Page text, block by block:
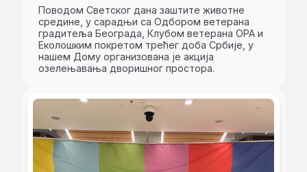
Поводом Светског дана заштите животне
средине, у сарадњи са Одбором ветерана
градитеља Београда, Клубом ветерана ОРА и
Еколошким покретом трећег доба Србије, у
нашем Дому организована је акција
озелењавања дворишног простора.